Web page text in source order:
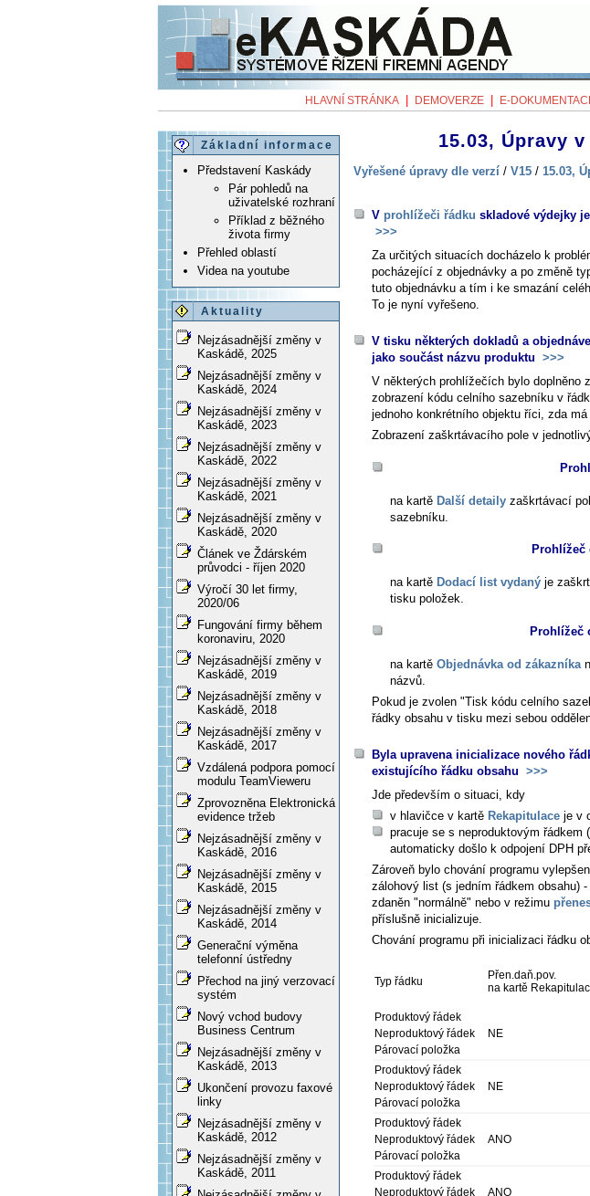
HLAVNÍ STRÁNKA DEMOVERZE E-
Základní informace
Představení Kaskády
Pár pohledů na
uživatelské rozhraní
Příklad z běžného
života firmy
Přehled oblastí
Videa na youtube
Aktuality
Nejzásadnější změny v
Kaskádě, 2025
Nejzásadnější změny v
Kaskádě, 2024
Nejzásadnější změny v
Kaskádě, 2023
Nejzásadnější změny v
Kaskádě, 2022
Nejzásadnější změny v
Kaskádě, 2021
Nejzásadnější změny v
Kaskádě, 2020
Článek ve Ždárském
průvodci - říjen 2020
Výročí 30 let firmy,
2020/06
Fungování firmy během
koronaviru, 2020
Nejzásadnější změny v
Kaskádě, 2019
Nejzásadnější změny v
Kaskádě, 2018
Nejzásadnější změny v
Kaskádě, 2017
Vzdálená podpora pomocí
modulu TeamVieweru
Zprovozněna Elektronická
evidence tržeb
Nejzásadnější změny v
Kaskádě, 2016
Nejzásadnější změny v
Kaskádě, 2015
Nejzásadnější změny v
Kaskádě, 2014
Generační výměna
telefonní ústředny
Přechod na jiný verzovací
systém
Nový vchod budovy
Business Centrum
Nejzásadnější změny v
Kaskádě, 2013
Ukončení provozu faxové
linky
Nejzásadnější změny v
Kaskádě, 2012
Nejzásadnější změny v
Kaskádě, 2011
15.03, Úpravy
Vyřešené úpravy dle verzí / V15 / 15.03,
V prohlížeči řádku skladové výdejky
>>>
Za určitých situacích docházelo k
pocházející z objednávky a po změně
tuto objednávku a tím i ke smazání
To je nyní vyřešeno.
V tisku některých dokladů a
jako součást názvu produktu >>>
V některých prohlížečích bylo
zobrazení kódu celního sazebníku v
jednoho konkrétního objektu říci, zda
Zobrazení zaškrtávacího pole v
na kartě Další detaily zaškrtávací
sazebníku
Prohlížeč
na kartě Dodací list vydaný je
tisku položek.
Prohlížeč
na kartě Objednávka od zákazníka
názvů
Pokud je zvolen "Tisk kódu celního
řádky obsahu v tisku mezi sebou
Byla upravena inicializace nového
existujícího řádku obsahu >>>
Jde především o situaci, kdy
v hlavičce v kartě Rekapitulace je v
pracuje se s neproduktovým
automaticky došlo k odpojení DPH
Zároveň bylo chování programu
zálohový list (s jedním řádkem obsahu)
zdaněn "normálně" nebo v režimu
příslušně inicializuje.
Chování programu při inicializaci řádku
Typ řádku
Přen.daň.pov.
na kartě
Produktový řádek
NE
Neproduktový řádek
Párovací položka
Produktový řádek
NE
Neproduktový řádek
Párovací položka
Produktový řádek
ANO
Neproduktový řádek
Párovací položka
Produktový řádek
ANO
Neproduktový řádek